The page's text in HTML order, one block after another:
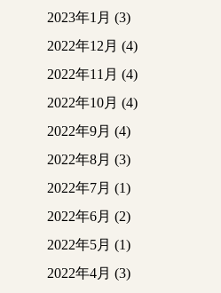
2023年1月 (3)
2022年12月 (4)
2022年11月 (4)
2022年10月 (4)
2022年9月 (4)
2022年8月 (3)
2022年7月 (1)
2022年6月 (2)
2022年5月 (1)
2022年4月 (3)